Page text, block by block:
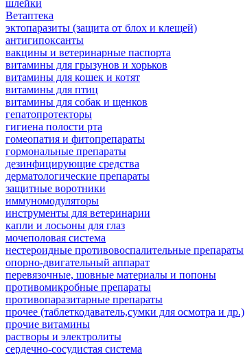
шлейки
Ветаптека
эктопаразиты (защита от блох и клещей)
антигипоксанты
вакцины и ветеринарные паспорта
витамины для грызунов и хорьков
витамины для кошек и котят
витамины для птиц
витамины для собак и щенков
гепатопротекторы
гигиена полости рта
гомеопатия и фитопрепараты
гормональные препараты
дезинфицирующие средства
дерматологические препараты
защитные воротники
иммуномодуляторы
инструменты для ветеринарии
капли и лосьоны для глаз
мочеполовая система
нестероидные противовоспалительные препараты
опорно-двигательный аппарат
перевязочные, шовные материалы и попоны
противомикробные препараты
противопаразитарные препараты
прочее (таблеткодаватель,сумки для осмотра и др.)
прочие витамины
растворы и электролиты
сердечно-сосудистая система